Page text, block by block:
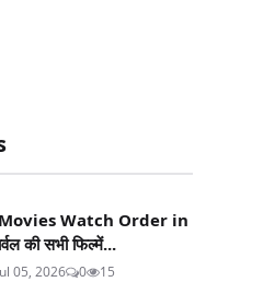
Watch Order in
की सभी फिल्में...
05, 2026 0 15